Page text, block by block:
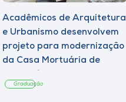
Acadêmicos de Arquitetura
e Urbanismo desenvolvem
projeto para modernização
da Casa Mortuária de
Graduação